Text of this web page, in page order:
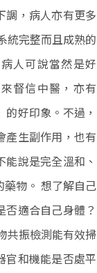
調，病人亦有更多
統完整而且成熟的
人可說當然是好
督信中醫，亦有
的好印象。不過，
產生副作用，也有
說是完全溫和、
物。 想了解自己
否適合自己身體？
振檢測能有效掃
官和機能是否處平